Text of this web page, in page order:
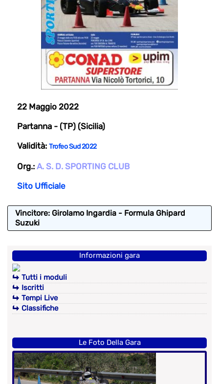
22 Maggio 2022
Partanna - (TP) (Sicilia)
Validità: Trofeo Sud 2022
Org.: A. S. D. SPORTING CLUB
Sito Ufficiale
Vincitore: Girolamo Ingardia - Formula Ghipard
Suzuki
Informazioni gara
Tutti i moduli
Iscritti
Tempi Live
Classifiche
Le Foto Della Gara